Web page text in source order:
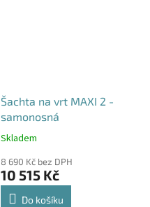
Šachta na vrt MAXI 2 -
samonosná
Průměrné
produktu
je
4,5
Skladem
8 690 Kč bez DPH
10 515 Kč
Do košíku